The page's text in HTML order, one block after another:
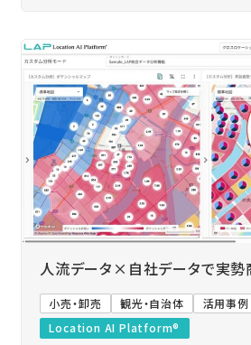
人流データ×自社データで実勢
小売・卸売 観光・自治体
活用事例
Location AI Platform®